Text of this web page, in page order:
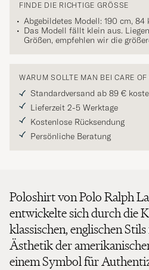
FINDE DIE RICHTIGE GRÖSSE
Abgebildetes Modell: 190 cm, 84
Das Modell fällt klein aus.
Größen, empfehlen wir die
WARUM SOLLTE MAN BEI CARE OF
Standardversand ab 89 €
Lieferzeit 2-5 Werktage
Kostenlose Rücksendung
Persönliche Beratung
Poloshirt von Polo Ralph
entwickelte sich durch die
klassischen, englischen
Ästhetik der
einem Symbol für